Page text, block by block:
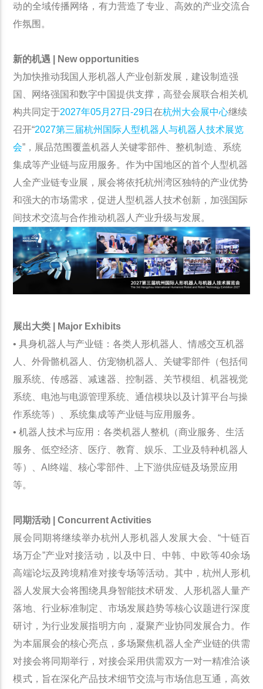
动的全域传播网络，有力营造了专业、高效的产业交流合
作氛围。
新的机遇 | New opportunities
为加快推动我国人形机器人产业创新发展，建设制造强
国、网络强国和数字中国提供支撑，高登会展联合相关机
构共同定于2027年05月27日-29日在杭州大会展中心继续
召开“2027第三届杭州国际人型机器人与机器人技术展览
会”，展品范围覆盖机器人关键零部件、整机制造、系统
集成等产业链与应用服务。作为中国地区的首个人型机器
人全产业链专业展，展会将依托杭州湾区独特的产业优势
和强大的市场需求，促进人型机器人技术创新，加强国际
间技术交流与合作推动机器人产业升级与发展。
展出大类 | Major Exhibits
• 具身机器人与产业链：各类人形机器人、情感交互机器
人、外骨骼机器人、仿宠物机器人、关键零部件（包括伺
服系统、传感器、减速器、控制器、关节模组、机器视觉
系统、电池与电源管理系统、通信模块以及计算平台与操
作系统等）、系统集成等产业链与应用服务。
• 机器人技术与应用：各类机器人整机（商业服务、生活
服务、低空经济、医疗、教育、娱乐、工业及特种机器人
等）、AI终端、核心零部件、上下游供应链及场景应用
等。
同期活动 | Concurrent Activities
展会同期将继续举办杭州人形机器人发展大会、“十链百
场万企”产业对接活动，以及中日、中韩、中欧等40余场
高端论坛及跨境精准对接专场等活动。其中，杭州人形机
器人发展大会将围绕具身智能技术研发、人形机器人量产
落地、行业标准制定、市场发展趋势等核心议题进行深度
研讨，为行业发展指明方向，凝聚产业协同发展合力。作
为本届展会的核心亮点，多场聚焦机器人全产业链的供需
对接会将同期举行，对接会采用供需双方一对一精准洽谈
模式，旨在深化产品技术细节交流与市场信息互通，高效